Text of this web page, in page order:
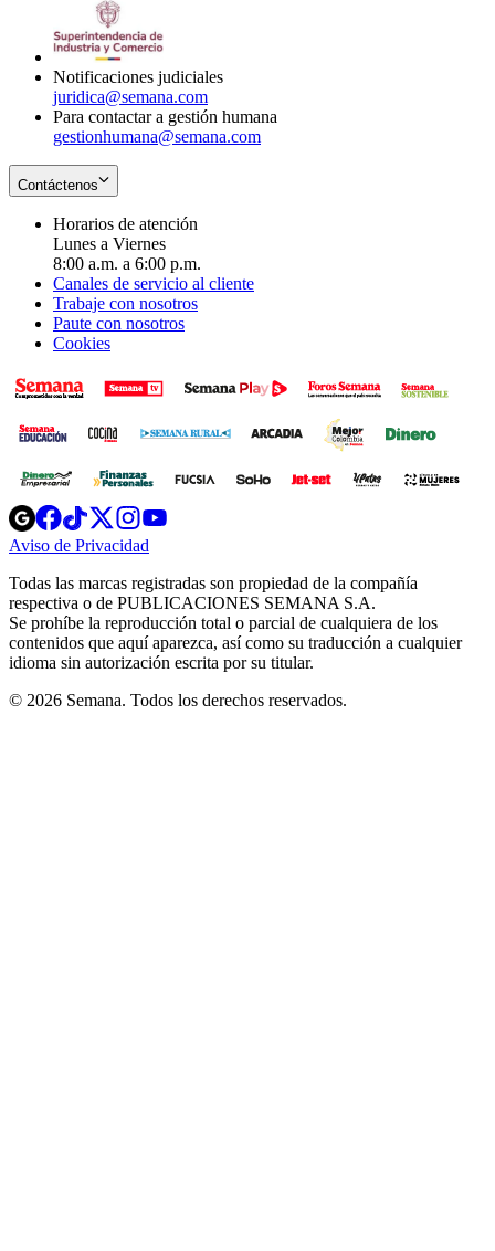
Notificaciones judiciales
juridica@semana.com
Para contactar a gestión humana
gestionhumana@semana.com
Contáctenos
Horarios de atención
Lunes a Viernes
8:00 a.m. a 6:00 p.m.
Canales de servicio al cliente
Trabaje con nosotros
Paute con nosotros
Cookies
Opens
in
new
Opens
in
new
Opens
in
new
window
Opens
new
windowwindow
Aviso de Privacidad
new
window
Todas las marcas registradas son propiedad de la compañía
respectiva o de PUBLICACIONES SEMANA S.A.
Se prohíbe la reproducción total o parcial de cualquiera de los
contenidos que aquí aparezca, así como su traducción a cualquier
idioma sin autorización escrita por su titular.
© 2026 Semana. Todos los derechos reservados.